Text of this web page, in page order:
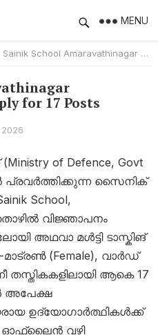
MENU
Sainik School Amaravathinagar Recruitment 2026: Apply for 17 Posts
for 17 Posts
2026
of Defence, Govt
പ്രവർത്തിക്കുന്ന സൈനിക്
School,
വിജ്ഞാപനം
അഥവാ മൾട്ടി ടാസ്കിങ്
മാട്രൺ (Female), വാർഡ്
തസ്തികകളിലായി ആകെ 17
അപേക്ഷ
ഉദ്യോഗാർത്ഥികൾക്ക്
ഓഫ്‌ലൈൻ വഴി